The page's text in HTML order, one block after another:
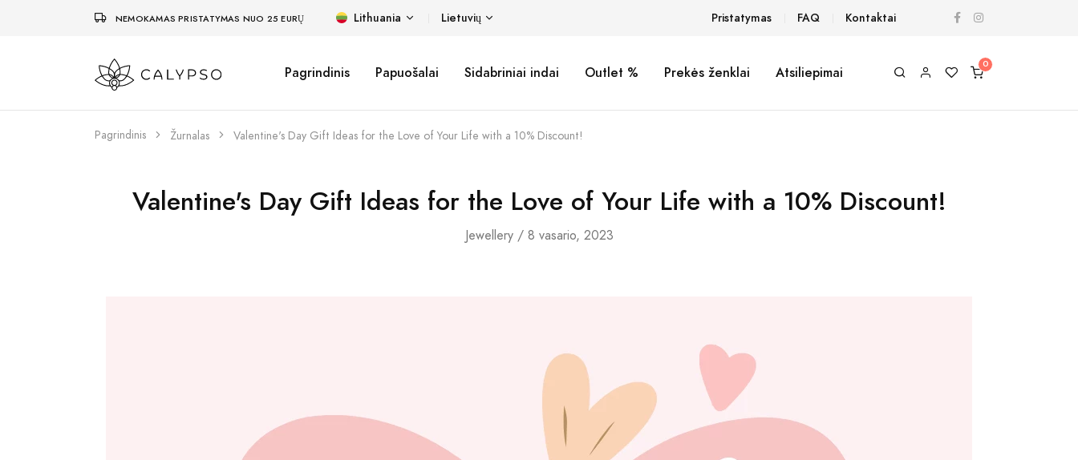
NEMOKAMAS PRISTATYMAS NUO 25 EURŲ Lithuania Lietuvių Pristatymas FAQ Kontaktai
Pagrindinis Papuošalai Sidabriniai indai Outlet % Prekės ženklai Atsiliepimai
Pagrindinis Žurnalas Valentine's Day Gift Ideas for the Love of Your Life with a 10% Discount!
Valentine's Day Gift Ideas for the Love of Your Life with a 10% Discount!
Jewellery/ 8 vasario, 2023